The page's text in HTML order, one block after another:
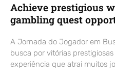
Achieve prestigious
gambling quest
A Jornada do Jogador em
busca por vitórias
experiência que atrai muitos